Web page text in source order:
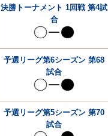
決勝トーナメント 1回戦 第4試
合
予選リーグ第6シーズン 第68
試合
予選リーグ第5シーズン 第70
試合